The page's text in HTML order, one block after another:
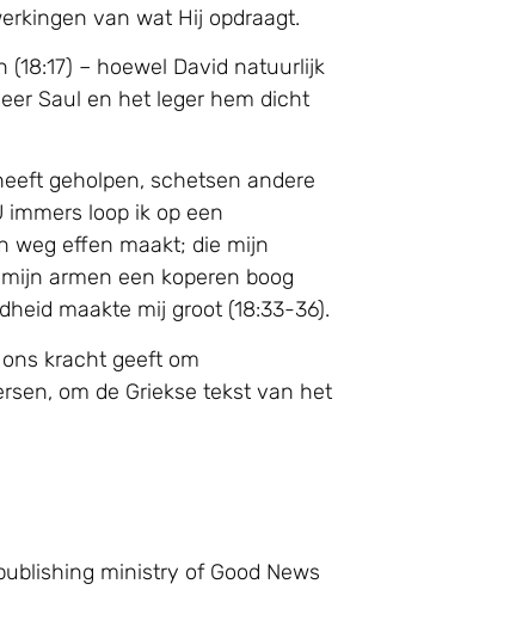
van wat Hij opdraagt.
– hoewel David natuurlijk
Saul en het leger hem dicht
geholpen, schetsen andere
loop ik op een
weg effen maakt; die mijn
armen een koperen boog
maakte mij groot (18:33-36).
kracht geeft om
om de Griekse tekst van het
ministry of Good News